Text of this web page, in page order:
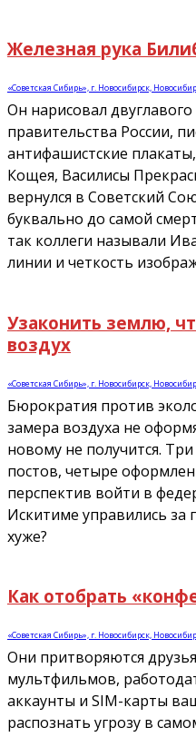
Железная рука
«Советская Сибирь», г. Новосибирск,
Он нарисовал
правительства России,
антифашистские
Кощея, Василисы
вернулся в Советский
буквально до самой
так коллеги называли
линии и четкость
Узаконить землю,
воздух
«Советская Сибирь», г. Новосибирск,
Бюрократия против
замера воздуха не
новому не получится.
постов, четыре
перспектив войти в
Искитиме управились за
хуже?
Как отобрать
«Советская Сибирь», г. Новосибирск,
Они притворяются
мультфильмов,
аккаунты и SIM-карты
распознать угрозу в